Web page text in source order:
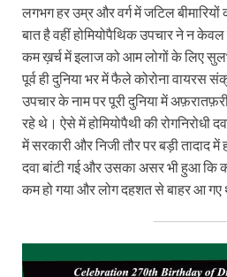
लगभग हर उम्र और वर्ग में जटिल बीमारियों
बात है वहीं होमियोपैथिक उपचार ने न
कम ख़र्च में इलाज को आम लोगों के लिए
पूर्व ही दुनिया भर में फैले कोरोना वायरस
उपचार के नाम पर पूरी दुनिया में
रहे थे। ऐसे में होमियोपैथी की रोगनिरोधी
में सरकारी और निजी तौर पर बड़ी तादाद में
दवा बांटी गई और उसका असर भी हुआ कि
कम हो गया और लोग दहशत से बाहर आ गए